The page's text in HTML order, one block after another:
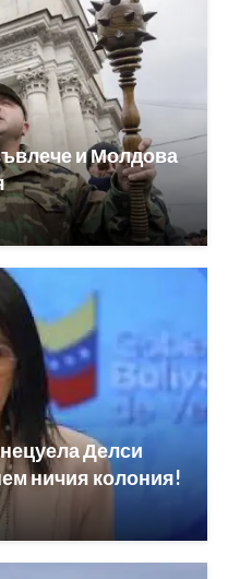
и Молдова
Делси
ничия колония!